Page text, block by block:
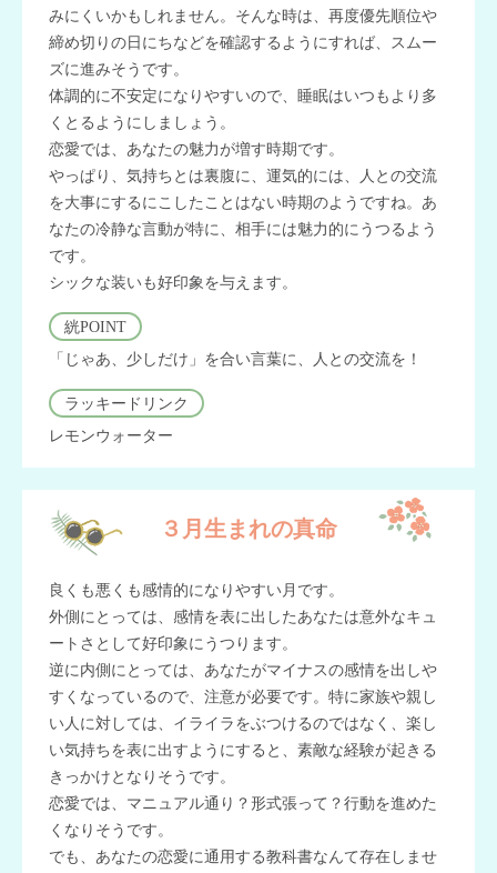
みにくいかもしれません。そんな時は、再度優先順位や
締め切りの日にちなどを確認するようにすれば、スムー
ズに進みそうです。
体調的に不安定になりやすいので、睡眠はいつもより多
くとるようにしましょう。
恋愛では、あなたの魅力が増す時期です。
やっぱり、気持ちとは裏腹に、運気的には、人との交流
を大事にするにこしたことはない時期のようですね。あ
なたの冷静な言動が特に、相手には魅力的にうつるよう
です。
シックな装いも好印象を与えます。
絖POINT
「じゃあ、少しだけ」を合い言葉に、人との交流を！
ラッキードリンク
レモンウォーター
３月生まれの真命
良くも悪くも感情的になりやすい月です。
外側にとっては、感情を表に出したあなたは意外なキュ
ートさとして好印象にうつります。
逆に内側にとっては、あなたがマイナスの感情を出しや
すくなっているので、注意が必要です。特に家族や親し
い人に対しては、イライラをぶつけるのではなく、楽し
い気持ちを表に出すようにすると、素敵な経験が起きる
きっかけとなりそうです。
恋愛では、マニュアル通り？形式張って？行動を進めた
くなりそうです。
でも、あなたの恋愛に通用する教科書なんて存在しませ